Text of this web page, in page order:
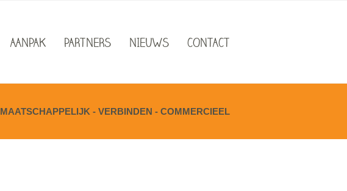
AANPAK PARTNERS NIEUWS CONTACT
MAATSCHAPPELIJK - VERBINDEN - COMMERCIEEL